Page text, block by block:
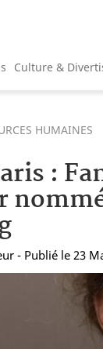
Culture &
HUMAINES
:
- Publié le 23